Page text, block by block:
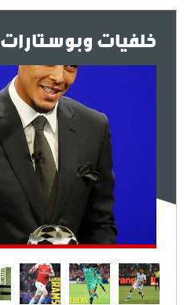
خلفيات وبوستارات